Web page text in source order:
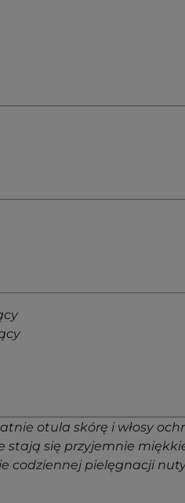
otula skórę i włosy
stają się przyjemnie
codziennej pielęgnacji